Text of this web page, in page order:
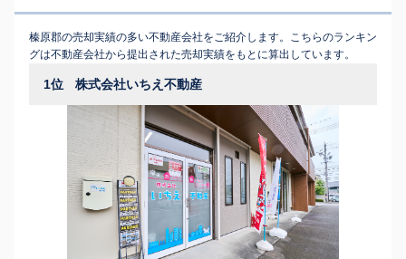
榛原郡の売却実績の多い不動産会社をご紹介します。こちらのランキン
グは不動産会社から提出された売却実績をもとに算出しています。
1位 株式会社いちえ不動産